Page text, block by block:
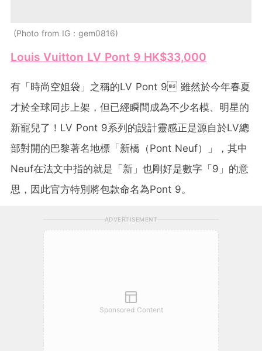
Photo from IG：gem0816
Louis Vuitton LV Pont 9 HK$33,000
有「時尚空姐袋」之稱的LV Pont 9 雖然於今年春夏
才於全球同步上架，但已經瞬間成為不少名模、明星的
新寵兒了！LV Pont 9系列的設計靈感正是源自於LV總
部對開的巴黎著名地標「新橋（Pont Neuf）」，其中
Neuf在法文中指的就是「新」也剛好是數字「9」的意
思，因此官方特別將包款命名為Pont 9。
ADVERTISEMENT
Sponsored Content